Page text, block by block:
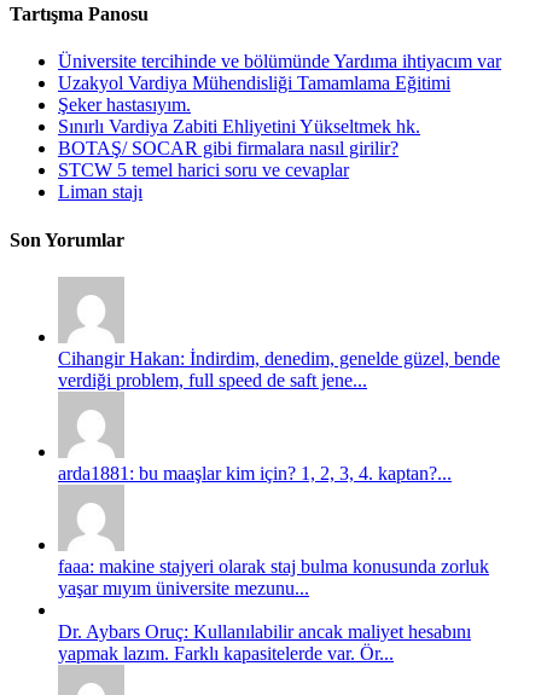
Tartışma Panosu
Üniversite tercihinde ve bölümünde Yardıma ihtiyacım var
Uzakyol Vardiya Mühendisliği Tamamlama Eğitimi
Şeker hastasıyım.
Sınırlı Vardiya Zabiti Ehliyetini Yükseltmek hk.
BOTAŞ/ SOCAR gibi firmalara nasıl girilir?
STCW 5 temel harici soru ve cevaplar
Liman stajı
Son Yorumlar
Cihangir Hakan: İndirdim, denedim, genelde güzel, bende
verdiği problem, full speed de saft jene...
arda1881: bu maaşlar kim için? 1, 2, 3, 4. kaptan?...
faaa: makine stajyeri olarak staj bulma konusunda zorluk
yaşar mıyım üniversite mezunu...
Dr. Aybars Oruç: Kullanılabilir ancak maliyet hesabını
yapmak lazım. Farklı kapasitelerde var. Ör...